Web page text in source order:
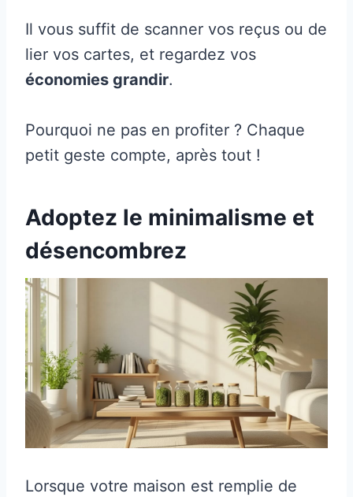
Il vous suffit de scanner vos reçus ou de
lier vos cartes, et regardez vos
économies grandir.
Pourquoi ne pas en profiter ? Chaque
petit geste compte, après tout !
Adoptez le minimalisme et
désencombrez
Lorsque votre maison est remplie de